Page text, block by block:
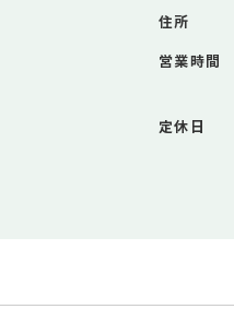
住所
営業時間
定休日